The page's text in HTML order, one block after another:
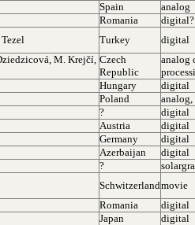
Spain
analog
Romania
digital?
Turkey digital
M. Krejčí, Czech
Republic
analog
Hungary
digital
Poland
?
digital
Austria
digital
Germany
digital
Azerbaijan
digital
?
Schwitzerlandmovie
Romania
digital
Japan
digital